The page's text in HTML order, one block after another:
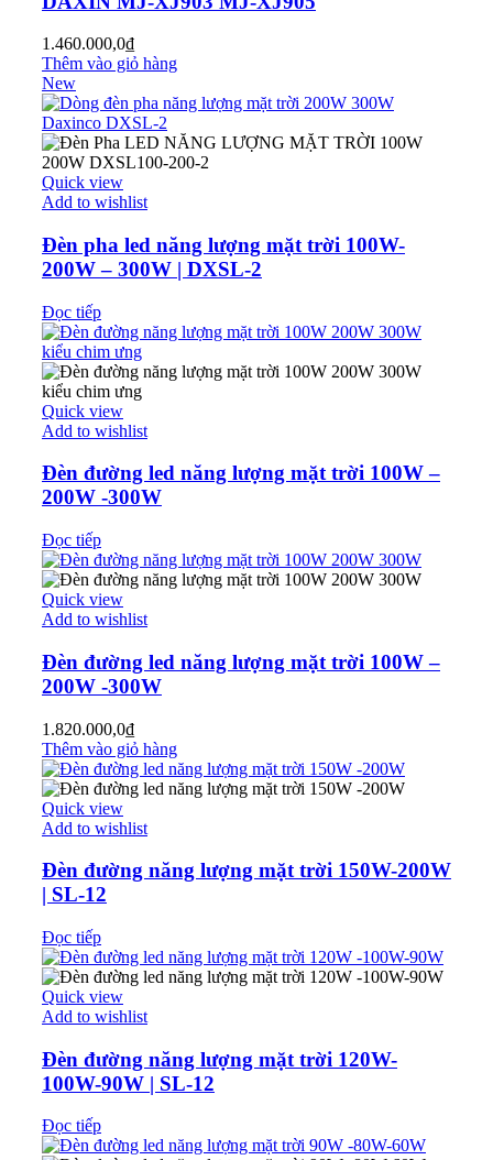
1.460.000,0₫
Thêm vào giỏ hàng
New
Quick view
Add to wishlist
Đèn pha led năng lượng mặt trời 100W-
200W – 300W | DXSL-2
Đọc tiếp
Quick view
Add to wishlist
Đèn đường led năng lượng mặt trời 100W –
200W -300W
Đọc tiếp
Quick view
Add to wishlist
Đèn đường led năng lượng mặt trời 100W –
200W -300W
1.820.000,0₫
Thêm vào giỏ hàng
Quick view
Add to wishlist
Đèn đường năng lượng mặt trời 150W-200W
| SL-12
Đọc tiếp
Quick view
Add to wishlist
Đèn đường năng lượng mặt trời 120W-
100W-90W | SL-12
Đọc tiếp